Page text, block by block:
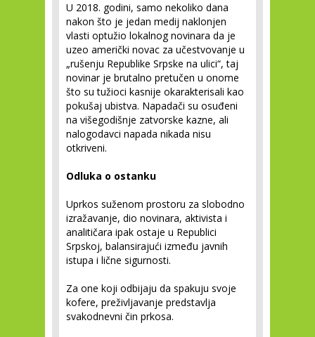
U 2018. godini, samo nekoliko dana
nakon što je jedan medij naklonjen
vlasti optužio lokalnog novinara da je
uzeo američki novac za učestvovanje u
„rušenju Republike Srpske na ulici“, taj
novinar je brutalno pretučen u onome
što su tužioci kasnije okarakterisali kao
pokušaj ubistva. Napadači su osuđeni
na višegodišnje zatvorske kazne, ali
nalogodavci napada nikada nisu
otkriveni.
Odluka o ostanku
Uprkos suženom prostoru za slobodno
izražavanje, dio novinara, aktivista i
analitičara ipak ostaje u Republici
Srpskoj, balansirajući između javnih
istupa i lične sigurnosti.
Za one koji odbijaju da spakuju svoje
kofere, preživljavanje predstavlja
svakodnevni čin prkosa.